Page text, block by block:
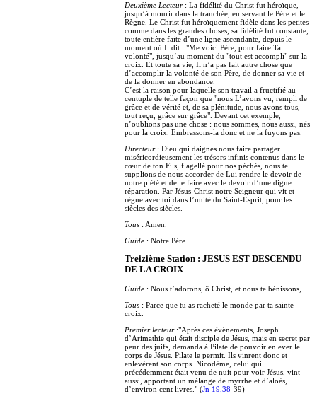
Deuxième Lecteur: La fidélité du Christ fut héroïque,
jusqu’à mourir dans la tranchée, en servant le Père et le
Règne. Le Christ fut héroïquement fidèle dans les petites
comme dans les grandes choses, sa fidélité fut constante,
toute entière faite d’une ligne ascendante, depuis le
moment où Il dit : "Me voici Père, pour faire Ta
volonté", jusqu’au moment du "tout est accompli" sur la
croix. Et toute sa vie, Il n’a pas fait autre chose que
d’accomplir la volonté de son Père, de donner sa vie et
de la donner en abondance.
C’est la raison pour laquelle son travail a fructifié au
centuple de telle façon que "nous L’avons vu, rempli de
grâce et de vérité et, de sa plénitude, nous avons tous,
tout reçu, grâce sur grâce". Devant cet exemple,
n’oublions pas une chose : nous sommes, nous aussi, nés
pour la croix. Embrassons-la donc et ne la fuyons pas.
Directeur: Dieu qui daignes nous faire partager
miséricordieusement les trésors infinis contenus dans le
cœur de ton Fils, flagellé pour nos péchés, nous te
supplions de nous accorder de Lui rendre le devoir de
notre piété et de le faire avec le devoir d’une digne
réparation. Par Jésus-Christ notre Seigneur qui vit et
règne avec toi dans l’unité du Saint-Esprit, pour les
siècles des siècles.
Tous : Amen.
Guide : Notre Père...
Treizième Station : JESUS EST DESCENDU
DE LA CROIX
Guide : Nous t’adorons, ô Christ, et nous te bénissons,
Tous : Parce que tu as racheté le monde par ta sainte
croix.
Premier lecteur:"Après ces évènements, Joseph
d’Arimathie qui était disciple de Jésus, mais en secret par
peur des juifs, demanda à Pilate de pouvoir enlever le
corps de Jésus. Pilate le permit. Ils vinrent donc et
enlevèrent son corps. Nicodème, celui qui
précédemment était venu de nuit pour voir Jésus, vint
aussi, apportant un mélange de myrrhe et d’aloès,
d’environ cent livres." (Jn 19,38-39)